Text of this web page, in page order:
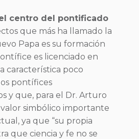
centro del pontificado
que más ha llamado la
Papa es su formación
es licenciado en
característica poco
pontífices
y que, para el Dr. Arturo
simbólico importante
ya que “su propia
que ciencia y fe no se